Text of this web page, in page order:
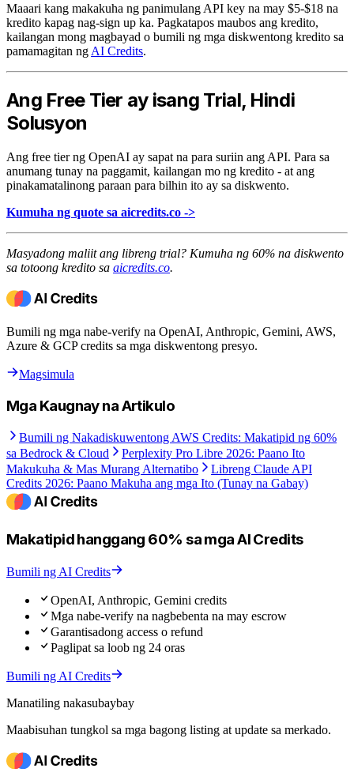
Maaari kang makakuha ng panimulang API key na may $5-$18 na
kredito kapag nag-sign up ka. Pagkatapos maubos ang kredito,
kailangan mong magbayad o bumili ng mga diskwentong kredito sa
pamamagitan ng AI Credits.
Ang Free Tier ay isang Trial, Hindi
Solusyon
Ang free tier ng OpenAI ay sapat na para suriin ang API. Para sa
anumang tunay na paggamit, kailangan mo ng kredito - at ang
pinakamatalinong paraan para bilhin ito ay sa diskwento.
Kumuha ng quote sa aicredits.co ->
Masyadong maliit ang libreng trial? Kumuha ng 60% na diskwento
sa totoong kredito sa aicredits.co.
Bumili ng mga nabe-verify na OpenAI, Anthropic, Gemini, AWS,
Azure & GCP credits sa mga diskwentong presyo.
Magsimula
Mga Kaugnay na Artikulo
Bumili ng Nakadiskuwentong AWS Credits: Makatipid ng 60%
sa Bedrock & Cloud
Perplexity Pro Libre 2026: Paano Ito
Makukuha & Mas Murang Alternatibo
Libreng Claude API
Credits 2026: Paano Makuha ang mga Ito (Tunay na Gabay)
Makatipid hanggang 60% sa mga AI Credits
Bumili ng AI Credits
OpenAI, Anthropic, Gemini credits
Mga nabe-verify na nagbebenta na may escrow
Garantisadong access o refund
Paglipat sa loob ng 24 oras
Bumili ng AI Credits
Manatiling nakasubaybay
Maabisuhan tungkol sa mga bagong listing at update sa merkado.